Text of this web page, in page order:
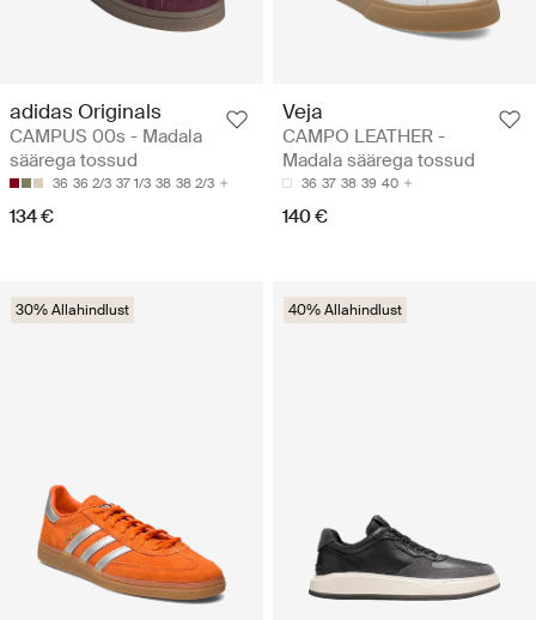
adidas Originals
CAMPUS 00s - Madala
säärega tossud
36 36 2/3 37 1/3 38 38 2/3
134 €
Veja
CAMPO LEATHER -
Madala säärega tossud
36 37 38 39 40
140 €
30% Allahindlust 40% Allahindlust